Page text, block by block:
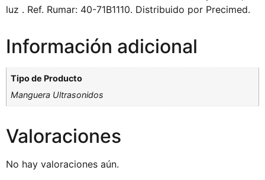
luz . Ref. Rumar: 40-71B1110. Distribuido por Precimed.
Información adicional
Tipo de Producto
Manguera Ultrasonidos
Valoraciones
No hay valoraciones aún.